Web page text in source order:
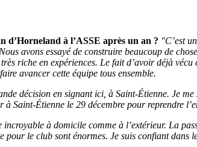
d’Horneland à l’ASSE après un an ? "C’est
avons essayé de construire beaucoup de
riche en expériences. Le fait d’avoir déjà
avancer cette équipe tous ensemble.
décision en signant ici, à Saint-Étienne. Je
à Saint-Étienne le 29 décembre pour reprendre
incroyable à domicile comme à l’extérieur. La
pour le club sont énormes. Je suis confiant